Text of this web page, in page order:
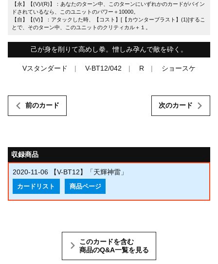
【永】【(V)/(R)】：あなたのターン中、このターンにいずれかのカードがバイン
ドされているなら、このユニットのパワー＋10000。
【自】【(V)】：アタックした時、【コスト】[【カウンターブラスト】(1)]するこ
とで、そのターン中、このユニットのクリティカル＋１。
己が身を削りて高めし拳。憎しみ孕んで敵を砕く。
Vスタンダード V-BT12/042 R ショースケ
前のカード 次のカード
収録商品
2020-11-06 【V-BT12】「天輝神雷」
カードリスト 商品ページ
このカードを含む
商品のQ&A一覧を見る